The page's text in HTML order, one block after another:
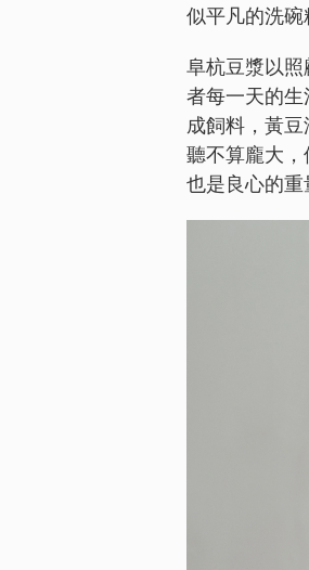
似平凡的洗碗
阜杭豆漿以
者每一天的
成飼料，黃
聽不算龐大
也是良心的重